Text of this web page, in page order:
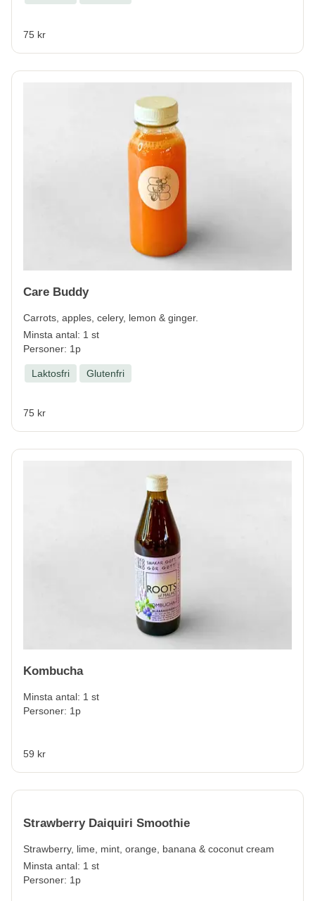
75 kr
Care Buddy
Carrots, apples, celery, lemon & ginger.
Minsta antal: 1 st
Personer: 1p
Laktosfri Glutenfri
75 kr
Kombucha
Minsta antal: 1 st
Personer: 1p
59 kr
Strawberry Daiquiri Smoothie
Strawberry, lime, mint, orange, banana & coconut cream
Minsta antal: 1 st
Personer: 1p